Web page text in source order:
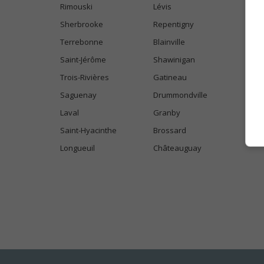
Rimouski
Lévis
Sherbrooke
Repentigny
Terrebonne
Blainville
Saint-Jérôme
Shawinigan
Trois-Rivières
Gatineau
Saguenay
Drummondville
Laval
Granby
Saint-Hyacinthe
Brossard
Longueuil
Châteauguay